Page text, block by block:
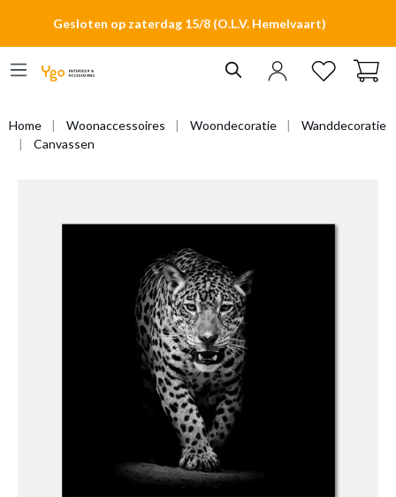
Gesloten op zaterdag 15/8 (O.L.V. Hemelvaart)
Home Woonaccessoires Woondecoratie
Wanddecoratie
Canvassen